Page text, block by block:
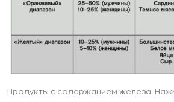
Продукты с содержанием железа.